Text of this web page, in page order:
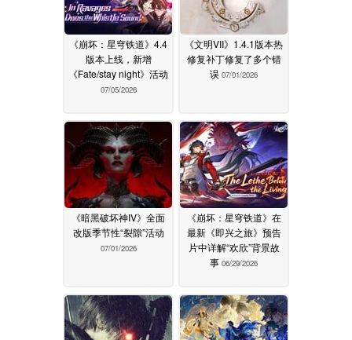
《崩坏：星穹铁道》4.4
版本上线，新增
《Fate/stay night》活动
07/05/2026
《文明VII》1.4.1版本热
修复补丁修复了多个错
误 07/01/2026
《暗黑破坏神IV》全面
改版季节性“裂隙”活动
07/01/2026
《崩坏：星穹铁道》在
最新《即兴之旅》预告
片中详解“欢欣”背景故
事 06/29/2026